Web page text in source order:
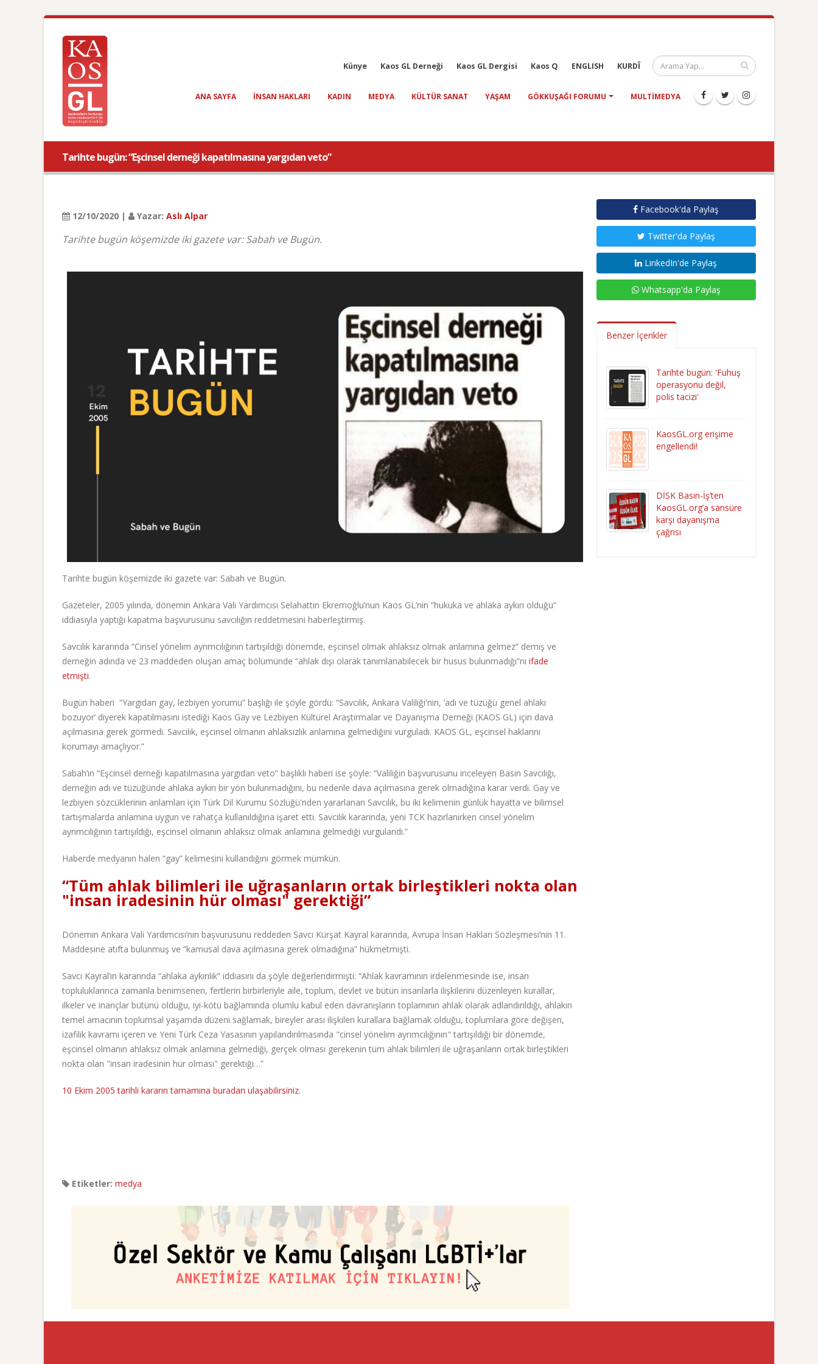
Künye Kaos GL Derneği Kaos GL Dergisi Kaos Q ENGLISH KURDÎ
ANA SAYFA INSAN HAKLARI KADIN MEDYA KÜLTÜR SANAT YAŞAM GÖKKUŞAĞI FORUMU MULTIMEDYA
Tarihte bugün: “Eşcinsel derneği kapatılmasına yargıdan veto”
12/10/2020 | Yazar: Aslı Alpar
Tarihte bugün köşemizde iki gazete var: Sabah ve Bugün.
Tarihte bugün köşemizde iki gazete var: Sabah ve Bugün.
Gazeteler, 2005 yılında, dönemin Ankara Vali Yardımcısı Selahattin Ekremoğlu’nun Kaos GL’nin “hukuka ve ahlaka aykırı olduğu”
iddiasıyla yaptığı kapatma başvurusunu savcılığın reddetmesini haberleştirmiş.
Savcılık kararında “Cinsel yönelim ayrımcılığının tartışıldığı dönemde, eşcinsel olmak ahlaksız olmak anlamına gelmez” demiş ve
derneğin adında ve 23 maddeden oluşan amaç bölümünde “ahlak dışı olarak tanımlanabilecek bir husus bulunmadığı”nı ifade
etmişti.
Bugün haberi “Yargıdan gay, lezbiyen yorumu” başlığı ile şöyle gördü: “Savcılık, Ankara Valiliği'nin, ‘adı ve tüzüğü genel ahlakı
bozuyor’ diyerek kapatılmasını istediği Kaos Gay ve Lezbiyen Kültürel Araştırmalar ve Dayanışma Derneği (KAOS GL) için dava
açılmasına gerek görmedi. Savcılık, eşcinsel olmanın ahlaksızlık anlamına gelmediğini vurguladı. KAOS GL, eşcinsel haklarını
korumayı amaçlıyor.”
Sabah’ın “Eşcinsel derneği kapatılmasına yargıdan veto” başlıklı haberi ise şöyle: “Valiliğin başvurusunu inceleyen Basın Savcılığı,
derneğin adı ve tüzüğünde ahlaka aykırı bir yön bulunmadığını, bu nedenle dava açılmasına gerek olmadığına karar verdi. Gay ve
lezbiyen sözcüklerinin anlamları için Türk Dil Kurumu Sözlüğü'nden yararlanan Savcılık, bu iki kelimenin günlük hayatta ve bilimsel
tartışmalarda anlamına uygun ve rahatça kullanıldığına işaret etti. Savcılık kararinda, yeni TCK hazırlanırken cinsel yönelim
ayrımcılığının tartışıldığı, eşcinsel olmanın ahlaksız olmak anlamına gelmediği vurgulandı.”
Haberde medyanın halen “gay” kelimesini kullandığını görmek mümkün.
“Tüm ahlak bilimleri ile uğraşanların ortak birleştikleri nokta olan
"insan iradesinin hür olması" gerektiği”
Dönemin Ankara Vali Yardımcısı’nın başvurusunu reddeden Savcı Kürşat Kayral kararında, Avrupa İnsan Hakları Sözleşmesi’nin 11.
Maddesine atıfta bulunmuş ve “kamusal dava açılmasına gerek olmadığına” hükmetmişti.
Savcı Kayral’ın kararında “ahlaka aykırılık” iddiasını da şöyle değerlendirmişti: “Ahlak kavramının irdelenmesinde ise, insan
topluluklarınca zamanla benimsenen, fertlerin birbirleriyle aile, toplum, devlet ve bütün insanlarla ilişkilerini düzenleyen kurallar,
ilkeler ve inançlar bütünü olduğu, iyi-kötü bağlamında olumlu kabul eden davranışların toplamının ahlak olarak adlandırıldığı, ahlakın
temel amacının toplumsal yaşamda düzeni sağlamak, bireyler arası ilişkileri kurallara bağlamak olduğu, toplumlara göre değişen,
izafilik kavramı içeren ve Yeni Türk Ceza Yasasının yapılandırılmasında "cinsel yönelim ayrımcılığının" tartışıldığı bir dönemde,
eşcinsel olmanın ahlaksız olmak anlamına gelmediği, gerçek olması gerekenin tüm ahlak bilimleri ile uğraşanların ortak birleştikleri
nokta olan "insan iradesinin hür olması" gerektiği…”
10 Ekim 2005 tarihli kararın tamamına buradan ulaşabilirsiniz.
Etiketler: medya
Facebook'da Paylaş
Twitter'da Paylaş
LinkedIn'de Paylaş
Whatsapp'da Paylaş
Benzer İçerikler
Tarihte bugün: 'Fuhuş
operasyonu değil,
polis tacizi'
KaosGL.org erişime
engellendi!
DİSK Basın-İş’ten
KaosGL.org’a sansüre
karşı dayanışma
çağrısı